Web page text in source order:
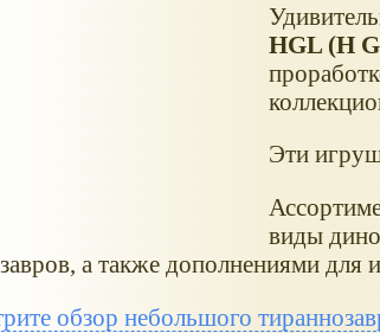
HGL (H
Эти
виды
а также дополнениями для
обзор небольшого